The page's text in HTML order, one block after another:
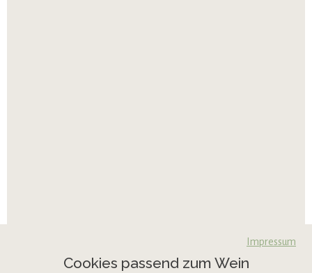
Impressum
Cookies passend zum Wein